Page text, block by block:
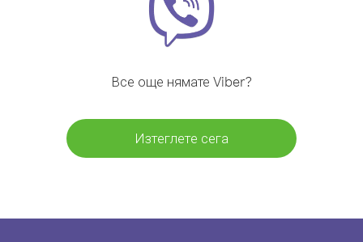
Все още нямате Viber?
Изтеглете сега